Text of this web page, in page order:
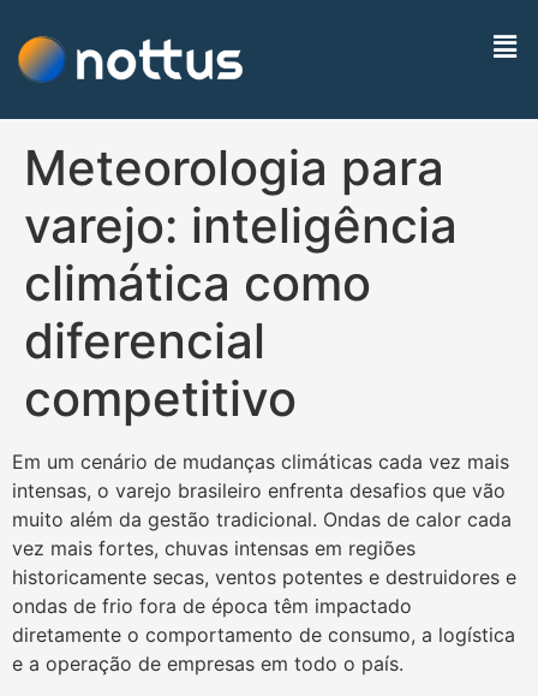
Meteorologia para
varejo: inteligência
climática como
diferencial
competitivo
Em um cenário de mudanças climáticas cada vez mais
intensas, o varejo brasileiro enfrenta desafios que vão
muito além da gestão tradicional. Ondas de calor cada
vez mais fortes, chuvas intensas em regiões
historicamente secas, ventos potentes e destruidores e
ondas de frio fora de época têm impactado
diretamente o comportamento de consumo, a logística
e a operação de empresas em todo o país.